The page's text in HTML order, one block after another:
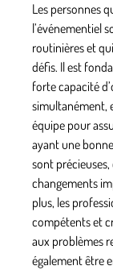
Les personnes
l’événementiel
routinières et
défis. Il est
forte capacité
simultanément,
équipe pour
ayant une
sont
changements
plus, les
compétents et
aux problèmes
égalementêtre